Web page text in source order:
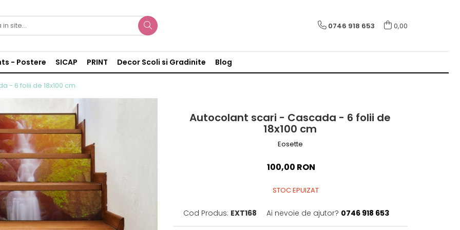
0746 918 653 0,00
- Postere SICAP PRINT Decor Scoli si Gradinite Blog
- 6 folii de 18x100 cm
Autocolant scari - Cascada - 6 folii de
18x100 cm
Eosette
100,00 RON
STOC EPUIZAT
Cod Produs: EXT168 Ai nevoie de ajutor? 0746 918 653